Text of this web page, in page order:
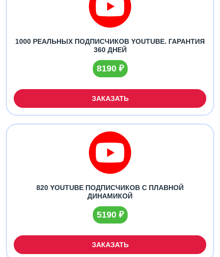
1000 РЕАЛЬНЫХ ПОДПИСЧИКОВ YOUTUBE. ГАРАНТИЯ
360 ДНЕЙ
8190 ₽
ЗАКАЗАТЬ
820 YOUTUBE ПОДПИСЧИКОВ С ПЛАВНОЙ
ДИНАМИКОЙ
5190 ₽
ЗАКАЗАТЬ